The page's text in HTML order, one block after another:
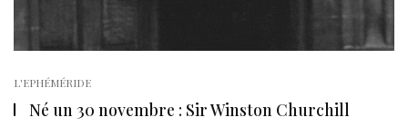
L'EPHÉMÉRIDE
Né un 30 novembre : Sir Winston Churchill